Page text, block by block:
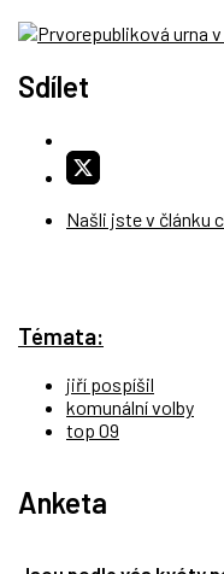
Sdílet
Našli jste v článku
Témata:
jiří pospíšil
komunální volby
top 09
Anketa